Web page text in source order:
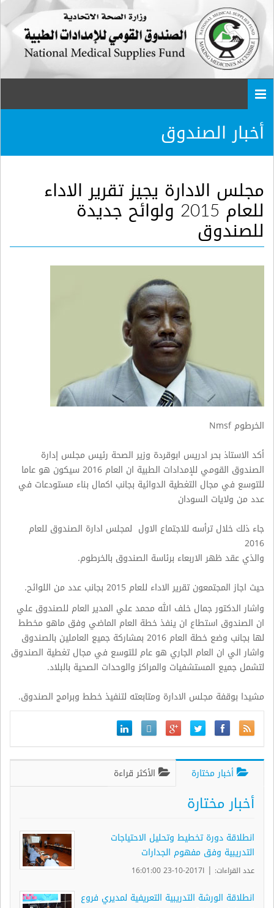
أخبار الصندوق
مجلس الادارة يجيز تقرير الاداء
للعام 2015 ولوائح جديدة
للصندوق
الخرطومNmsf
أكد الاستاذ بحر ادريس ابوقردة وزير الصحة رئيس مجلس إدارة
الصندوق القومي للإمدادات الطبية ان العام 2016 سيكون هو عاما
للتوسع في مجال التغطية الدوائية بجانب اكمال بناء مستودعات في
عدد من ولايات السودان
جاء ذلك خلال ترأسه للاجتماع الاول لمجلس ادارة الصندوق للعام
2016
والذي عقد ظهر الاربعاء برئاسة الصندوق بالخرطوم.
حيث اجاز المجتمعون تقرير الاداء للعام 2015 بجانب عدد من اللوائح
.
واشار الدكتور جمال خلف الله محمد علي المدير العام للصندوق علي
ان الصندوق استطاع ان ينفذ خطة العام الماضي وفق ماهو مخطط
لها بجانب وضع خطة العام 2016 بمشاركة جميع العاملين بالصندوق
واشار الي ان العام الجاري هو عام للتوسع في مجال تغطية الصندوق
لتشمل جميع المستشفيات والمراكز والوحدات الصحية بالبلاد.
مشيدا بوقفة مجلس الادارة ومتابعته لتنفيذ خطط وبرامج الصندوق.
أخبار مختارة الأكثر قراءة
أخبار مختارة
انطلاقة دورة تخطيط وتحليل الاحتياجات
التدريبية وفق مفهوم الجدارات
عدد القراءات: | ا2017-10-23 16:01:00
انطلاقة الورشة التدريبية التعريفية لمديري فروع